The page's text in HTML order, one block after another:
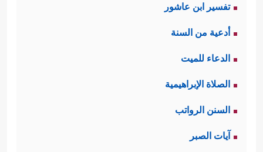
تفسير ابن عاشور
أدعية من السنة
الدعاء للميت
الصلاة الإبراهيمية
السنن الرواتب
آيات الصبر